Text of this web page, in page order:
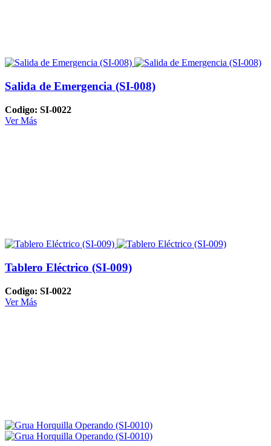
Salida de Emergencia (SI-008)
Codigo: SI-0022
Ver Más
Tablero Eléctrico (SI-009)
Codigo: SI-0022
Ver Más